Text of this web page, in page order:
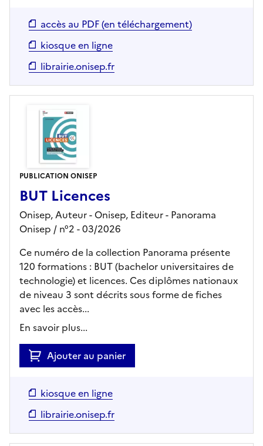
accès au PDF (en téléchargement)
kiosque en ligne
librairie.onisep.fr
PUBLICATION ONISEP
BUT Licences
Onisep, Auteur - Onisep, Editeur- Panorama
Onisep / n°2 - 03/2026
Ce numéro de la collection Panorama présente
120 formations : BUT (bachelor universitaires de
technologie) et licences. Ces diplômes nationaux
de niveau 3 sont décrits sous forme de fiches
avec les accès...
En savoir plus...
Ajouter au panier
kiosque en ligne
librairie.onisep.fr